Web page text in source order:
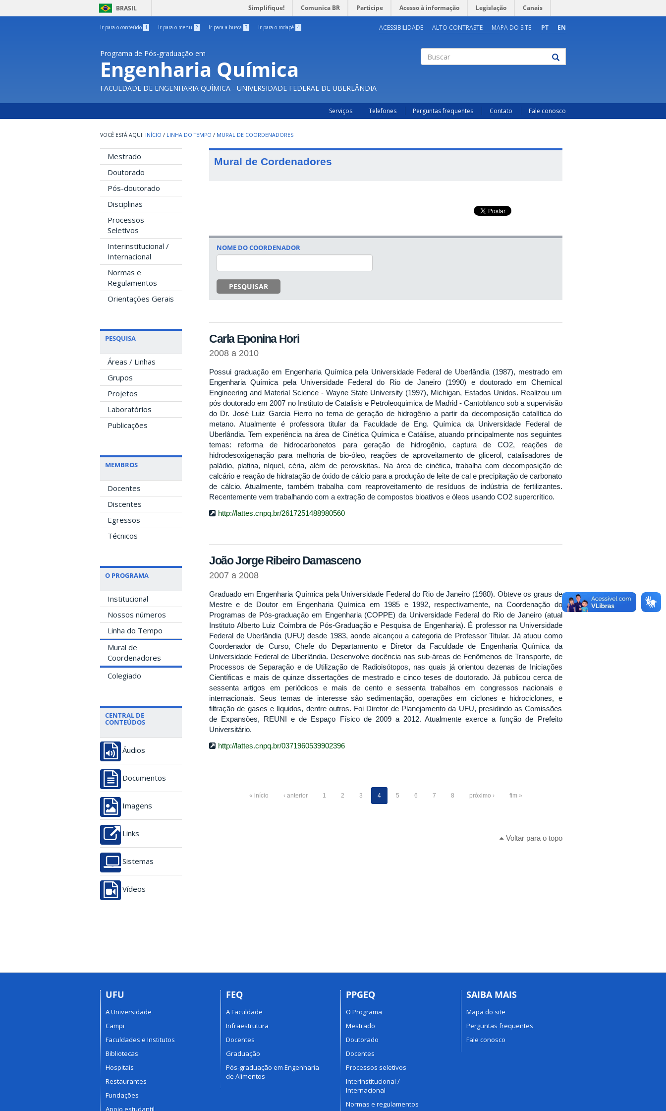
BRASIL Simplifique! Comunica BR Participe Acesso à informação Legislação Canais
Ir para o conteúdo 1 Ir para o menu 2 Ir para a busca 3 Ir para o rodapé 4 PT EN
ACESSIBILIDADE ALTO CONTRASTE MAPA DO SITE
Programa de Pós-graduação em
Engenharia Química
FACULDADE DE ENGENHARIA QUÍMICA - UNIVERSIDADE FEDERAL DE UBERLÂNDIA
Serviços Telefones Perguntas frequentes Contato Fale conosco
INÍCIO / LINHA DO TEMPO / MURAL DE COORDENADORES
Mestrado
Doutorado
Pós-doutorado
Disciplinas
Processos
Seletivos
Interinstitucional /
Internacional
Normas e
Regulamentos
Orientações Gerais
PESQUISA
Áreas / Linhas
Grupos
Projetos
Laboratórios
Publicações
MEMBROS
Docentes
Discentes
Egressos
Técnicos
O PROGRAMA
Institucional
Nossos números
Linha do Tempo
Mural de
Coordenadores
Colegiado
CENTRAL DE
CONTEÚDOS
Áudios
Documentos
Imagens
Links
Sistemas
Vídeos
Mural de Cordenadores
NOME DO COORDENADOR
PESQUISAR
Carla Eponina Hori
2008 a 2010
Possui graduação em Engenharia Química pela Universidade Federal de Uberlândia (1987), mestrado em
Engenharia Química pela Universidade Federal do Rio de Janeiro (1990) e doutorado em Chemical
Engineering and Material Science - Wayne State University (1997), Michigan, Estados Unidos. Realizou um
pós doutorado em 2007 no Instituto de Catalisis e Petroleoquimica de Madrid - Cantoblanco sob a supervisão
do Dr. José Luiz Garcia Fierro no tema de geração de hidrogênio a partir da decomposição catalítica do
metano. Atualmente é professora titular da Faculdade de Eng. Química da Universidade Federal de
Uberlândia. Tem experiência na área de Cinética Química e Catálise, atuando principalmente nos seguintes
temas: reforma de hidrocarbonetos para geração de hidrogênio, captura de CO2, reações de
hidrodesoxigenação para melhoria de bio-óleo, reações de aproveitamento de glicerol, catalisadores de
paládio, platina, níquel, céria, além de perovskitas. Na área de cinética, trabalha com decomposição de
calcário e reação de hidratação de óxido de cálcio para a produção de leite de cal e precipitação de carbonato
de cálcio. Atualmente, também trabalha com reaproveitamento de resíduos de indústria de fertilizantes.
Recentemente vem trabalhando com a extração de compostos bioativos e óleos usando CO2 supercrítico.
http://lattes.cnpq.br/2617251488980560
João Jorge Ribeiro Damasceno
2007 a 2008
Graduado em Engenharia Química pela Universidade Federal do Rio de Janeiro (1980). Obteve os graus de
Mestre e de Doutor em Engenharia Química em 1985 e 1992, respectivamente, na Coordenação do
Programas de Pós-graduação em Engenharia (COPPE) da Universidade Federal do Rio de Janeiro (atual
Instituto Alberto Luiz Coimbra de Pós-Graduação e Pesquisa de Engenharia). É professor na Universidade
Federal de Uberlândia (UFU) desde 1983, aonde alcançou a categoria de Professor Titular. Já atuou como
Coordenador de Curso, Chefe do Departamento e Diretor da Faculdade de Engenharia Química da
Universidade Federal de Uberlândia. Desenvolve docência nas sub-áreas de Fenômenos de Transporte, de
Processos de Separação e de Utilização de Radioisótopos, nas quais já orientou dezenas de Iniciações
Científicas e mais de quinze dissertações de mestrado e cinco teses de doutorado. Já publicou cerca de
sessenta artigos em periódicos e mais de cento e sessenta trabalhos em congressos nacionais e
internacionais. Seus temas de interesse são sedimentação, operações em ciclones e hidrociclones, e
filtração de gases e líquidos, dentre outros. Foi Diretor de Planejamento da UFU, presidindo as Comissões
de Expansões, REUNI e de Espaço Físico de 2009 a 2012. Atualmente exerce a função de Prefeito
Universitário.
http://lattes.cnpq.br/0371960539902396
« início ‹ anterior 1 2 3 4 5 6 7 8 próximo › fim »
Voltar para o topo
UFU
A Universidade
Campi
Faculdades e Institutos
Bibliotecas
Hospitais
Restaurantes
Fundações
Apoio estudantil
FEQ
A Faculdade
Infraestrutura
Docentes
Graduação
Pós-graduação em Engenharia
de Alimentos
PPGEQ
O Programa
Mestrado
Doutorado
Docentes
Processos seletivos
Interinstitucional /
Internacional
Normas e regulamentos
SAIBA MAIS
Mapa do site
Perguntas frequentes
Fale conosco